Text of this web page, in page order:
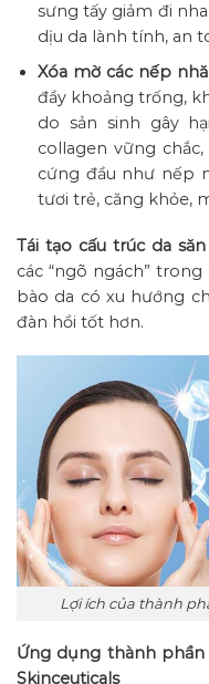
sưng tấy giảm đi
dịu da lành tính, an
Xóa mờ các nếp
đầy khoảng trống,
do sản sinh gây
collagen vững
cứng đầu như nếp
tươi trẻ, căng khỏe,
Tái tạo cấu trúc da săn
các “ngõ ngách”
bào da có xu hướng
đàn hồi tốt hơn.
Lợi ích của thành
Ứng dụng thành
Skinceuticals